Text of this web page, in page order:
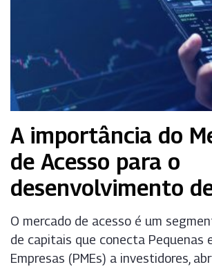
A importância do
de Acesso para o
desenvolvimento
O mercado de acesso é um
de capitais que conecta Pequenas
Empresas (PMEs) a investidores,